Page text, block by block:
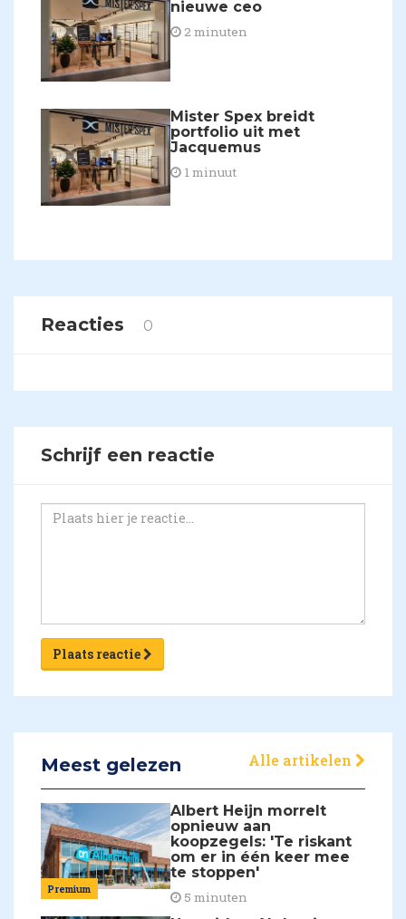
nieuwe ceo
2 minuten
Mister Spex breidt
portfolio uit met
Jacquemus
1 minuut
Reacties 0
Schrijf een reactie
Plaats reactie
Meest gelezen Alle artikelen
Premium
Albert Heijn morrelt
opnieuw aan
koopzegels: 'Te riskant
om er in één keer mee
te stoppen'
5 minuten